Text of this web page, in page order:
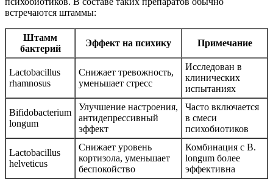
встречаются штаммы:
Штамм
бактерий
Эффект на психику Примечание
Lactobacillus
rhamnosus
Снижает тревожность,
уменьшает стресс
Исследован в
клинических
испытаниях
Bifidobacterium
longum
Улучшение настроения,
антидепрессивный
эффект
Часто включается
в смеси
психобиотиков
Lactobacillus
helveticus
Снижает уровень
кортизола, уменьшает
беспокойство
Комбинация с B.
longum более
эффективна